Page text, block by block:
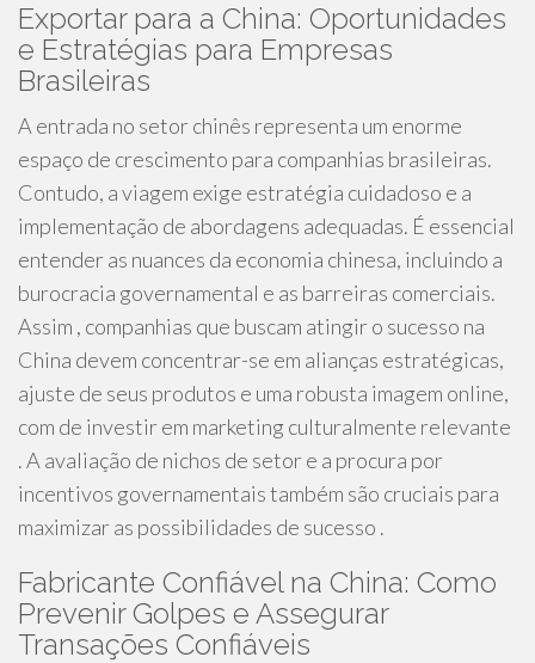
Exportar para a China: Oportunidades
e Estratégias para Empresas
Brasileiras
A entrada no setor chinês representa um enorme
espaço de crescimento para companhias brasileiras.
Contudo, a viagem exige estratégia cuidadoso e a
implementação de abordagens adequadas. É essencial
entender as nuances da economia chinesa, incluindo a
burocracia governamental e as barreiras comerciais.
Assim , companhias que buscam atingir o sucesso na
China devem concentrar-se em alianças estratégicas,
ajuste de seus produtos e uma robusta imagem online,
com de investir em marketing culturalmente relevante
. A avaliação de nichos de setor e a procura por
incentivos governamentais também são cruciais para
maximizar as possibilidades de sucesso .
Fabricante Confiável na China: Como
Prevenir Golpes e Assegurar
Transações Confiáveis